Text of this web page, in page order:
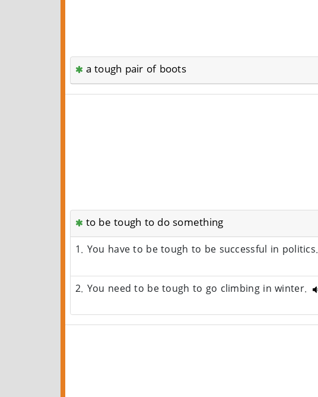
a tough pair of boots
to be tough to do something
1. You have to be tough to be successful in politics.
2. You need to be tough to go climbing in winter.